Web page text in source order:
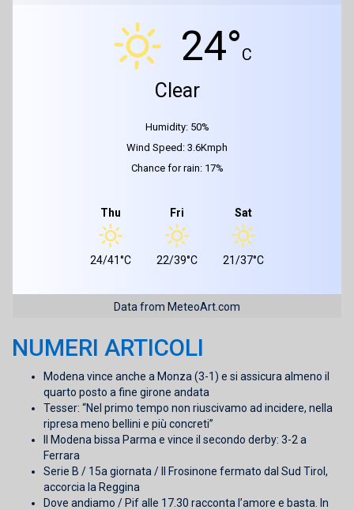
24°C
Clear
Humidity: 50%
Wind Speed: 3.6Kmph
Chance for rain: 17%
Thu
24/41°C
Fri
22/39°C
Sat
21/37°C
Data from MeteoArt.com
NUMERI ARTICOLI
Modena vince anche a Monza (3-1) e si assicura almeno il
quarto posto a fine girone andata
Tesser: “Nel primo tempo non riuscivamo ad incidere, nella
ripresa meno bellini e più concreti”
Il Modena bissa Parma e vince il secondo derby: 3-2 a
Ferrara
Serie B / 15a giornata / Il Frosinone fermato dal Sud Tirol,
accorcia la Reggina
Dove andiamo / Pif alle 17.30 racconta l’amore e basta. In